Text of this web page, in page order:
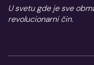
U svetu gde je sve
revolucionarni čin.